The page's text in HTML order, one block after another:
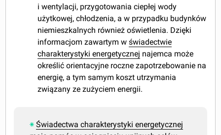
i wentylacji, przygotowania ciepłej wody
użytkowej, chłodzenia, a w przypadku budynków
niemieszkalnych również oświetlenia. Dzięki
informacjom zawartym wświadectwie
charakterystyki energetycznej najemca może
określić orientacyjne roczne zapotrzebowanie na
energię, a tym samym koszt utrzymania
związany ze zużyciem energii.
Świadectwa charakterystyki energetycznej